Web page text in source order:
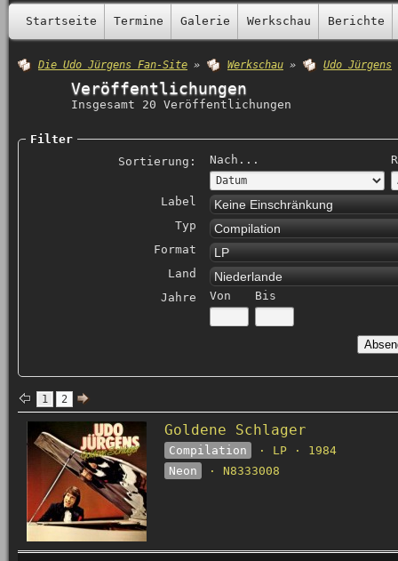
Startseite Termine Galerie Werkschau Berichte
Die Udo Jürgens Fan-Site » Werkschau » Udo Jürgens
Veröffentlichungen
Insgesamt 20 Veröffentlichungen
Filter
Sortierung:
Nach...
Label Keine Einschränkung
Typ Compilation
Format LP
Land Niederlande
Jahre Von Bis
1 2
Goldene Schlager
Compilation
· LP · 1984
Neon
· N8333008